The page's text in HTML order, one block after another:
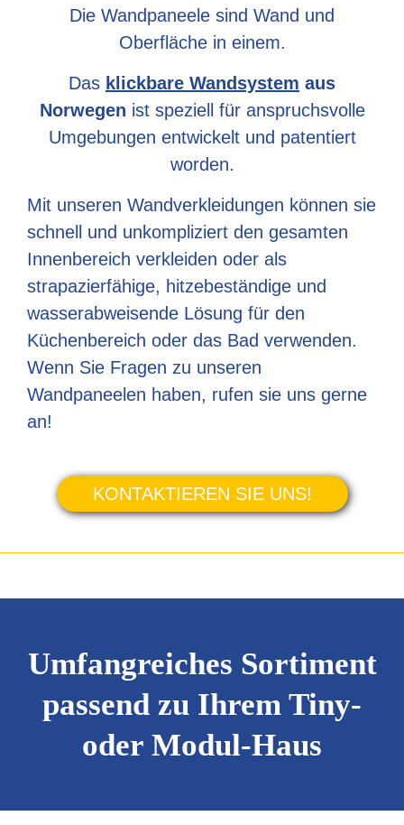
Die Wandpaneele sind Wand und
Oberfläche in einem.
Das klickbare Wandsystem aus
Norwegen ist speziell für anspruchsvolle
Umgebungen entwickelt und patentiert
worden.
Mit unseren Wandverkleidungen können sie
schnell und unkompliziert den gesamten
Innenbereich verkleiden oder als
strapazierfähige, hitzebeständige und
wasserabweisende Lösung für den
Küchenbereich oder das Bad verwenden.
Wenn Sie Fragen zu unseren
Wandpaneelen haben, rufen sie uns gerne
an!
KONTAKTIEREN SIE UNS!
Umfangreiches Sortiment
passend zu Ihrem Tiny-
oder Modul-Haus